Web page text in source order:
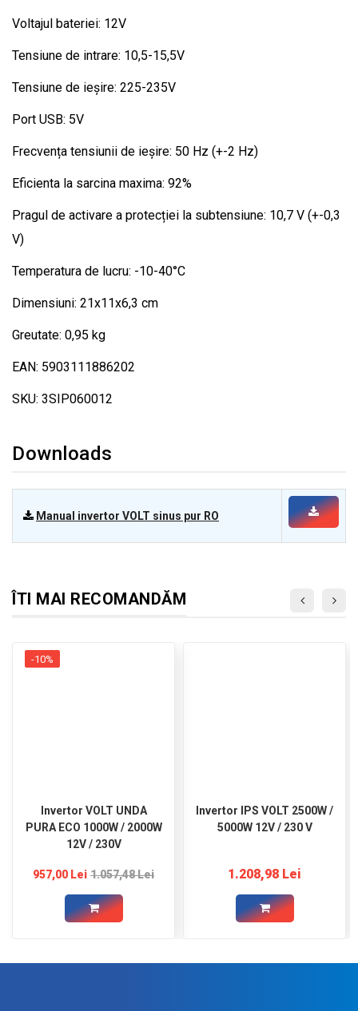
Voltajul bateriei: 12V
Tensiune de intrare: 10,5-15,5V
Tensiune de ieșire: 225-235V
Port USB: 5V
Frecvența tensiunii de ieșire: 50 Hz (+-2 Hz)
Eficienta la sarcina maxima: 92%
Pragul de activare a protecției la subtensiune: 10,7 V (+-0,3
V)
Temperatura de lucru: -10-40°C
Dimensiuni: 21x11x6,3 cm
Greutate: 0,95 kg
EAN: 5903111886202
SKU: 3SIP060012
Downloads
Manual invertor VOLT sinus pur RO
ÎTI MAI RECOMANDĂM
Invertor VOLT UNDA
PURA ECO 1000W / 2000W
12V / 230V
957,00 Lei 1.057,48 Lei
-10%
Invertor IPS VOLT 2500W /
5000W 12V / 230 V
1.208,98 Lei